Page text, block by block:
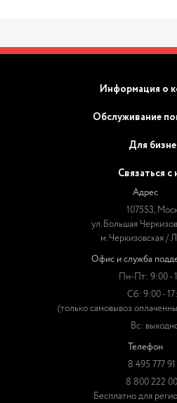
Информация о
Обслуживание
Для
Связаться с
Адрес
107553,
ул. Большая
м. Черкизовская /
Офис и служба
Пн-Пт: 9:00 -
Сб: 9:00 -
(только самовывоз
Вс:
Телефон
8 495 777
8 800 222
Бесплатно для